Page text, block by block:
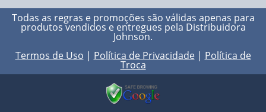
Fio de Poliéster
Todas as regras e promoções são válidas apenas para
produtos vendidos e entregues pela Distribuidora
Johnson.
Termos de Uso | Política de Privacidade| Política de
Troca